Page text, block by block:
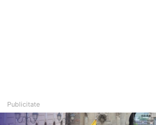
Publicitate